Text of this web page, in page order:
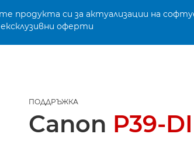
продукта си за актуализации на
оферти
ПОДДРЪЖКА
Canon P39-